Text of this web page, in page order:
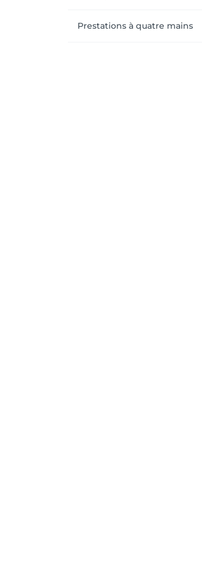
Prestations à quatre mains